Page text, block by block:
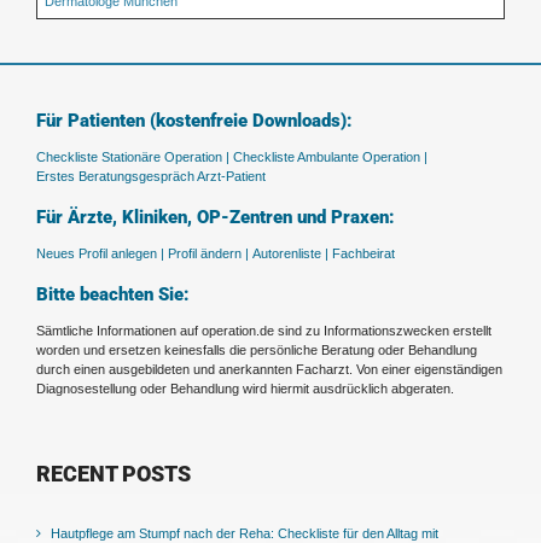
Für Patienten (kostenfreie Downloads):
Checkliste Stationäre Operation | Checkliste Ambulante Operation |
Erstes Beratungsgespräch Arzt-Patient
Für Ärzte, Kliniken, OP-Zentren und Praxen:
Neues Profil anlegen | Profil ändern | Autorenliste | Fachbeirat
Bitte beachten Sie:
Sämtliche Informationen auf operation.de sind zu Informationszwecken erstellt
worden und ersetzen keinesfalls die persönliche Beratung oder Behandlung
durch einen ausgebildeten und anerkannten Facharzt. Von einer eigenständigen
Diagnosestellung oder Behandlung wird hiermit ausdrücklich abgeraten.
RECENT POSTS
Hautpflege am Stumpf nach der Reha: Checkliste für den Alltag mit